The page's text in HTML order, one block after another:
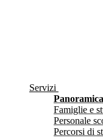
Servizi
Panoramica
Famiglie e
Personale
Percorsi di